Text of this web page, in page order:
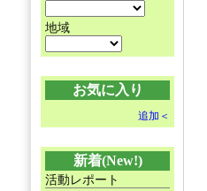
地域
お気に入り
追加＜
新着(New!)
活動レポート